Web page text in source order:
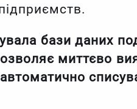
бази даних
миттєво